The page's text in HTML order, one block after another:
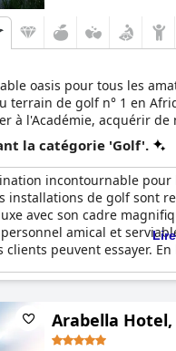
oasis pour tous les
terrain de golf n° 1 en
à l'Académie, acquérir
la catégorie 'Golf'.
incontournable
installations de golf sont
avec son cadre
amical et
peuvent essayer.
Arabella Hotel,